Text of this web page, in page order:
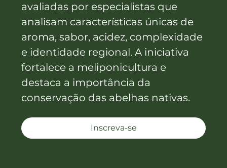
avaliadas por especialistas que
analisam características únicas de
aroma, sabor, acidez, complexidade
e identidade regional. A iniciativa
fortalece a meliponicultura e
destaca a importância da
conservação das abelhas nativas.
Inscreva-se